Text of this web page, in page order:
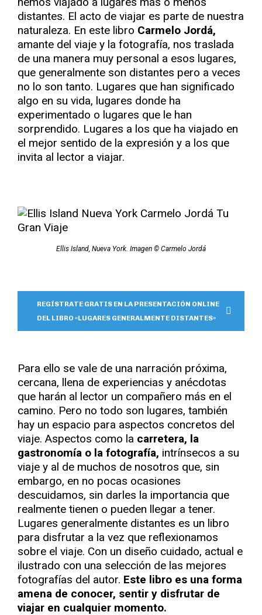
distantes. El acto de viajar es parte de nuestra
naturaleza. En este libro Carmelo Jordá,
amante del viaje y la fotografía, nos traslada
de una manera muy personal a esos lugares,
que generalmente son distantes pero a veces
no lo son tanto. Lugares que han significado
algo en su vida, lugares donde ha
experimentado o lugares que le han
sorprendido. Lugares a los que ha viajado en
el mejor sentido de la expresión y a los que
invita al lector a viajar.
Ellis Island, Nueva York. Imagen © Carmelo Jordá
REGÍSTRATE GRATIS EN LA PRESENTACIÓN ONLINE
DEL LIBRO «LUGARES GENERALMENTE DISTANTES»
Para ello se vale de una narración próxima,
cercana, llena de experiencias y anécdotas
que harán al lector un compañero más en el
camino. Pero no todo son lugares, también
hay un espacio para aspectos concretos del
viaje. Aspectos como la carretera, la
gastronomía o la fotografía, intrínsecos a su
viaje y al de muchos de nosotros que, sin
embargo, en no pocas ocasiones
descuidamos, sin darles la importancia que
realmente tienen o pueden llegar a tener.
Lugares generalmente distantes es un libro
para disfrutar a la vez que reflexionamos
sobre el viaje. Con un diseño cuidado, actual e
ilustrado con una selección de las mejores
fotografías del autor. Este libro es una forma
amena de conocer, sentir y disfrutar de
viajar en cualquier momento.